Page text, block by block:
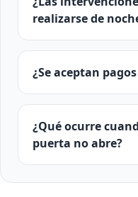
realizarse de
¿Se aceptan
¿Qué ocurre
puerta no abre?